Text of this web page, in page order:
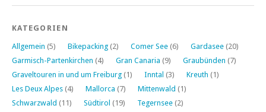
KATEGORIEN
Allgemein (5) Bikepacking (2) Comer See (6) Gardasee (20)
Garmisch-Partenkirchen (4) Gran Canaria (9) Graubünden (7)
Graveltouren in und um Freiburg (1) Inntal (3) Kreuth (1)
Les Deux Alpes (4) Mallorca (7) Mittenwald (1)
Schwarzwald (11) Südtirol (19) Tegernsee (2)